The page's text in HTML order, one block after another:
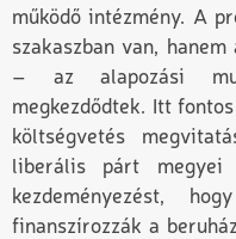
működő intézmény. A
szakaszban van,
– az alapozási
megkezdődtek. Itt
költségvetés
liberális párt megyei
kezdeményezést,
finanszírozzák a